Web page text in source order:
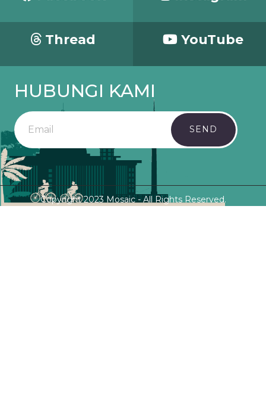
Thread YouTube
HUBUNGI KAMI
SEND
Copyright 2023 Mosaic - All Rights Reserved.